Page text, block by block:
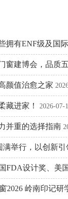
拥有ENF级及国
窗建博会，品质
颜值治愈之家
藏进家！ 2026-07-
并重的选择指南
满举行，以创新
FDA设计奖、美
2026 岭南印记研